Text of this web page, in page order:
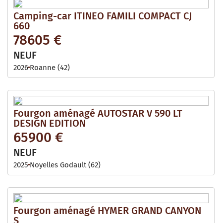
Camping-car ITINEO FAMILI COMPACT CJ
660
78605 €
NEUF
2026 Roanne (42)
Fourgon aménagé AUTOSTAR V 590 LT
DESIGN EDITION
65900 €
NEUF
2025 Noyelles Godault (62)
Fourgon aménagé HYMER GRAND CANYON
S